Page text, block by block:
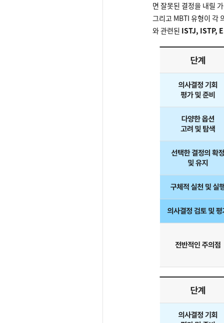
면 잘못된 결정을 내릴
그리고 MBTI 유형이 각
와 관련된 ISTJ, ISTP,